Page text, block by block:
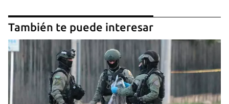
También te puede interesar